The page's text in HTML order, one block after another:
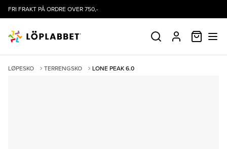
FRI FRAKT PÅ ORDRE OVER 750,-
SØK PROFIL
LØPESKO TERRENGSKO LONE PEAK 6.0